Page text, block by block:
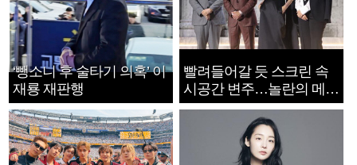
‘뺑소니 후 술타기 의혹’ 이
재룡 재판행
빨려들어갈 듯 스크린 속
시공간 변주…놀란의 메시
지는 ‘전쟁 속죄’